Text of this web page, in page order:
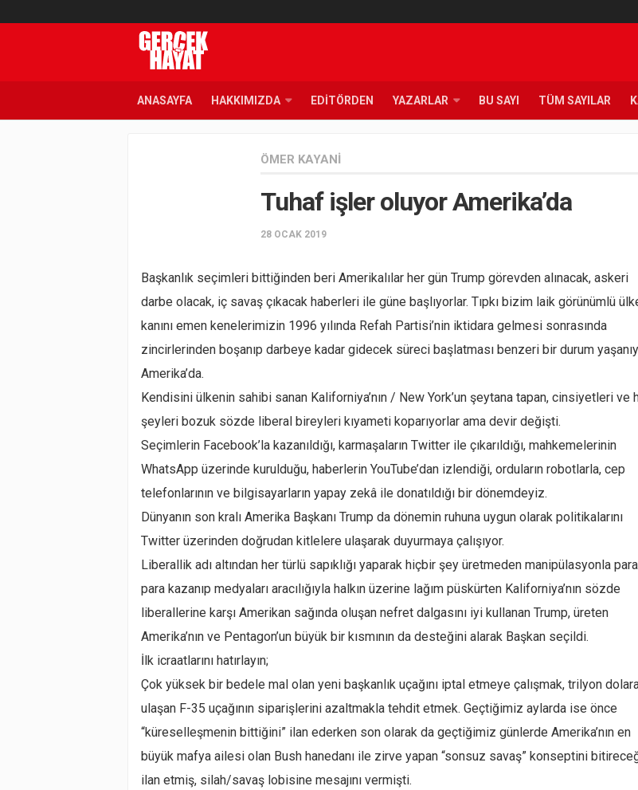
ANASAYFA HAKKIMIZDA EDITÖRDEN YAZARLAR BU SAYI TÜM SAYILAR
ÖMER KAYANI
Tuhaf işler oluyor Amerika’da
28 OCAK 2019
Başkanlık seçimleri bittiğinden beri Amerikalılar her gün Trump görevden alınacak, askeri
darbe olacak, iç savaş çıkacak haberleri ile güne başlıyorlar. Tıpkı bizim laik görünümlü
kanını emen kenelerimizin 1996 yılında Refah Partisi’nin iktidara gelmesi sonrasında
zincirlerinden boşanıp darbeye kadar gidecek süreci başlatması benzeri bir durum
Amerika’da.
Kendisini ülkenin sahibi sanan Kaliforniya’nın / New York’un şeytana tapan, cinsiyetleri ve
şeyleri bozuk sözde liberal bireyleri kıyameti koparıyorlar ama devir değişti.
Seçimlerin Facebook’la kazanıldığı, karmaşaların Twitter ile çıkarıldığı, mahkemelerinin
WhatsApp üzerinde kurulduğu, haberlerin YouTube’dan izlendiği, orduların robotlarla, cep
telefonlarının ve bilgisayarların yapay zekâ ile donatıldığı bir dönemdeyiz.
Dünyanın son kralı Amerika Başkanı Trump da dönemin ruhuna uygun olarak politikalarını
Twitter üzerinden doğrudan kitlelere ulaşarak duyurmaya çalışıyor.
Liberallik adı altından her türlü sapıklığı yaparak hiçbir şey üretmeden manipülasyonla
para kazanıp medyaları aracılığıyla halkın üzerine lağım püskürten Kaliforniya’nın sözde
liberallerine karşı Amerikan sağında oluşan nefret dalgasını iyi kullanan Trump, üreten
Amerika’nın ve Pentagon’un büyük bir kısmının da desteğini alarak Başkan seçildi.
İlk icraatlarını hatırlayın;
Çok yüksek bir bedele mal olan yeni başkanlık uçağını iptal etmeye çalışmak, trilyon
ulaşan F-35 uçağının siparişlerini azaltmakla tehdit etmek. Geçtiğimiz aylarda ise önce
“küreselleşmenin bittiğini” ilan ederken son olarak da geçtiğimiz günlerde Amerika’nın en
büyük mafya ailesi olan Bush hanedanı ile zirve yapan “sonsuz savaş” konseptini
ilan etmiş, silah/savaş lobisine mesajını vermişti.